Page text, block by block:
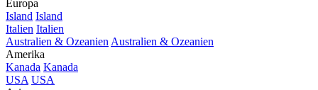
Europa
Island Island
Italien Italien
Australien & Ozeanien Australien & Ozeanien
Amerika
Kanada Kanada
USA USA